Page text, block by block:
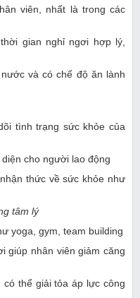
viên, nhất là trong các
gian nghỉ ngơi hợp lý,
và có chế độ ăn lành
tình trạng sức khỏe của
cho người lao động
thức về sức khỏe như
tâm lý
yoga, gym, team building
giúp nhân viên giảm căng
thể giải tỏa áp lực công